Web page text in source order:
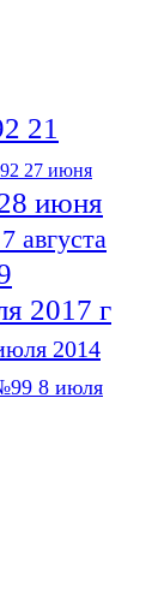
21
27 июня
июня
августа
2017 г
2014
8 июля